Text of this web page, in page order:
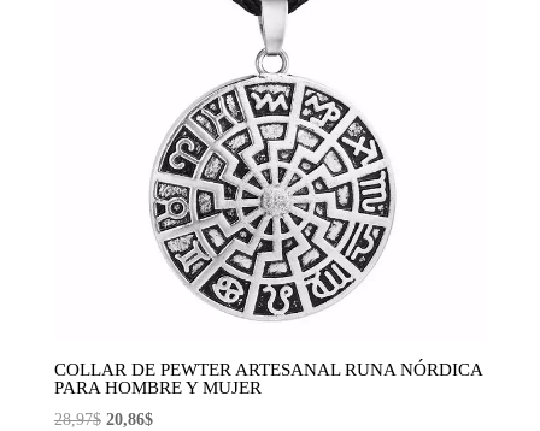
COLLAR DE PEWTER ARTESANAL RUNA NÓRDICA
PARA HOMBRE Y MUJER
28,97$ El
20,86$El